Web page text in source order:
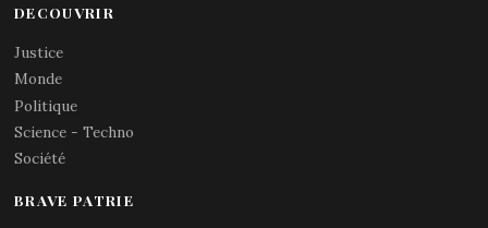
DECOUVRIR
Justice
Monde
Politique
Science - Techno
Société
BRAVE PATRIE